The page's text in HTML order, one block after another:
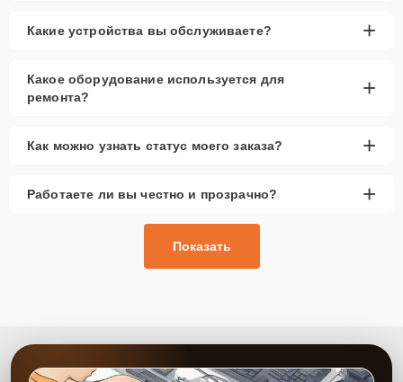
Какие устройства вы обслуживаете? +
Какое оборудование используется для
ремонта?
+
Как можно узнать статус моего заказа? +
Работаете ли вы честно и прозрачно? +
Показать